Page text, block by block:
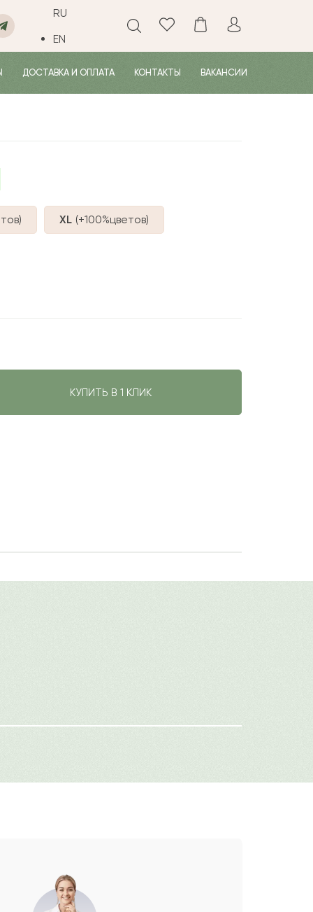
RU
EN
ДОСТАВКА И ОПЛАТА КОНТАКТЫ ВАКАНСИИ
) XL (+100%цветов)
КУПИТЬ В 1 КЛИК